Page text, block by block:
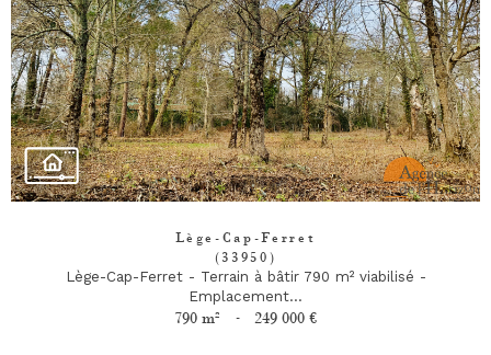
Lège-Cap-Ferret
(33950)
Lège-Cap-Ferret - Terrain à bâtir 790 m² viabilisé -
Emplacement...
790 m² - 249 000 €